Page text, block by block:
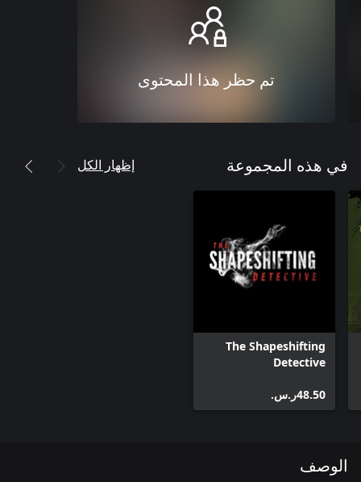
تم حظر هذا المحتوى
في هذه المجموعة إظهار الكل
The Shapeshifting
Detective
‪ر.س.‏‎48.50‬
الوصف